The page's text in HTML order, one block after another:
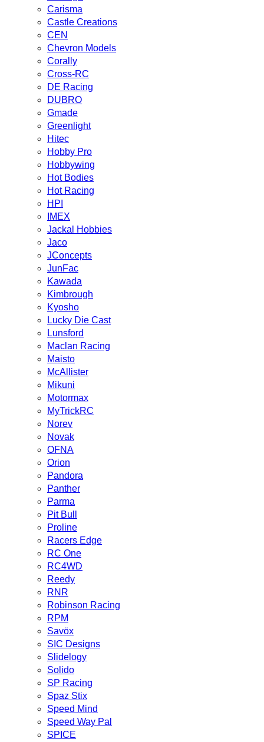
Carisma
Castle Creations
CEN
Chevron Models
Corally
Cross-RC
DE Racing
DUBRO
Gmade
Greenlight
Hitec
Hobby Pro
Hobbywing
Hot Bodies
Hot Racing
HPI
IMEX
Jackal Hobbies
Jaco
JConcepts
JunFac
Kawada
Kimbrough
Kyosho
Lucky Die Cast
Lunsford
Maclan Racing
Maisto
McAllister
Mikuni
Motormax
MyTrickRC
Norev
Novak
OFNA
Orion
Pandora
Panther
Parma
Pit Bull
Proline
Racers Edge
RC One
RC4WD
Reedy
RNR
Robinson Racing
RPM
Savöx
SIC Designs
Slidelogy
Solido
SP Racing
Spaz Stix
Speed Mind
Speed Way Pal
SPICE